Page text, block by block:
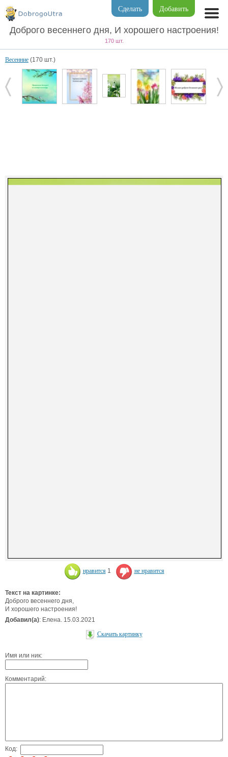
Добавить
Сделать
Доброго весеннего дня, И хорошего настроения!
170 шт.
Весенние (170 шт.)
нравится 1 не нравится
Текст на картинке:
Доброго весеннего дня,
И хорошего настроения!
Добавил(а): Елена. 15.03.2021
Скачать картинку
Имя или ник:
Комментарий:
Код: